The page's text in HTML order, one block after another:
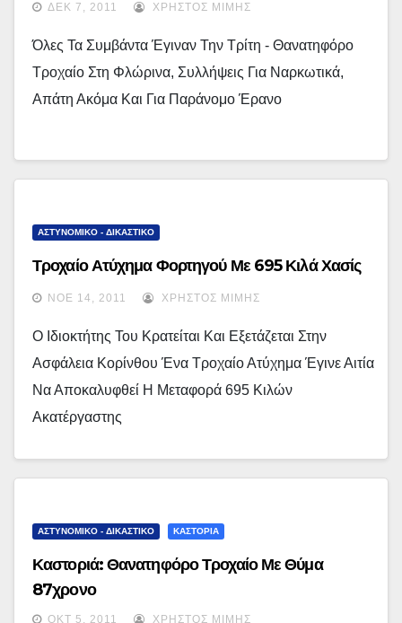
ΔΕΚ 7, 2011 ΧΡΉΣΤΟΣ ΜΊΜΗΣ
Όλες Τα Συμβάντα Έγιναν Την Τρίτη - Θανατηφόρο
Τροχαίο Στη Φλώρινα, Συλλήψεις Για Ναρκωτικά,
Απάτη Ακόμα Και Για Παράνομο Έρανο
ΑΣΤΥΝΟΜΙΚΟ - ΔΙΚΑΣΤΙΚΟ
Τροχαίο Ατύχημα Φορτηγού Με 695 Κιλά Χασίς
ΝΟΈ 14, 2011 ΧΡΉΣΤΟΣ ΜΊΜΗΣ
Ο Ιδιοκτήτης Του Κρατείται Και Εξετάζεται Στην
Ασφάλεια Κορίνθου Ένα Τροχαίο Ατύχημα Έγινε Αιτία
Να Αποκαλυφθεί Η Μεταφορά 695 Κιλών
Ακατέργαστης
ΑΣΤΥΝΟΜΙΚΟ - ΔΙΚΑΣΤΙΚΟ ΚΑΣΤΟΡΙΑ
Καστοριά: Θανατηφόρο Τροχαίο Με Θύμα
87χρονο
ΟΚΤ 5, 2011 ΧΡΉΣΤΟΣ ΜΊΜΗΣ